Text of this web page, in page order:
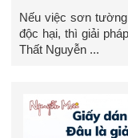
Nếu việc sơn
độc hại, thì giải
Thất Nguyễn ...